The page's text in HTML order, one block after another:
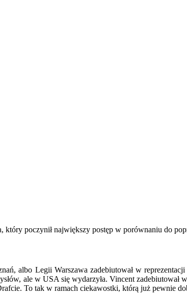
poczynił największy postęp w porównaniu do
albo Legii Warszawa zadebiutował w
ale w USA się wydarzyła.Vincent zadebiutował
To tak w ramach ciekawostki, którą już pewnie